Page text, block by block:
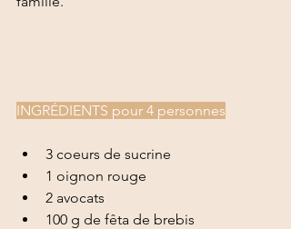
INGRÉDIENTS pour 4 personnes
3 coeurs de sucrine
1 oignon rouge
2 avocats
100 g de fêta de brebis